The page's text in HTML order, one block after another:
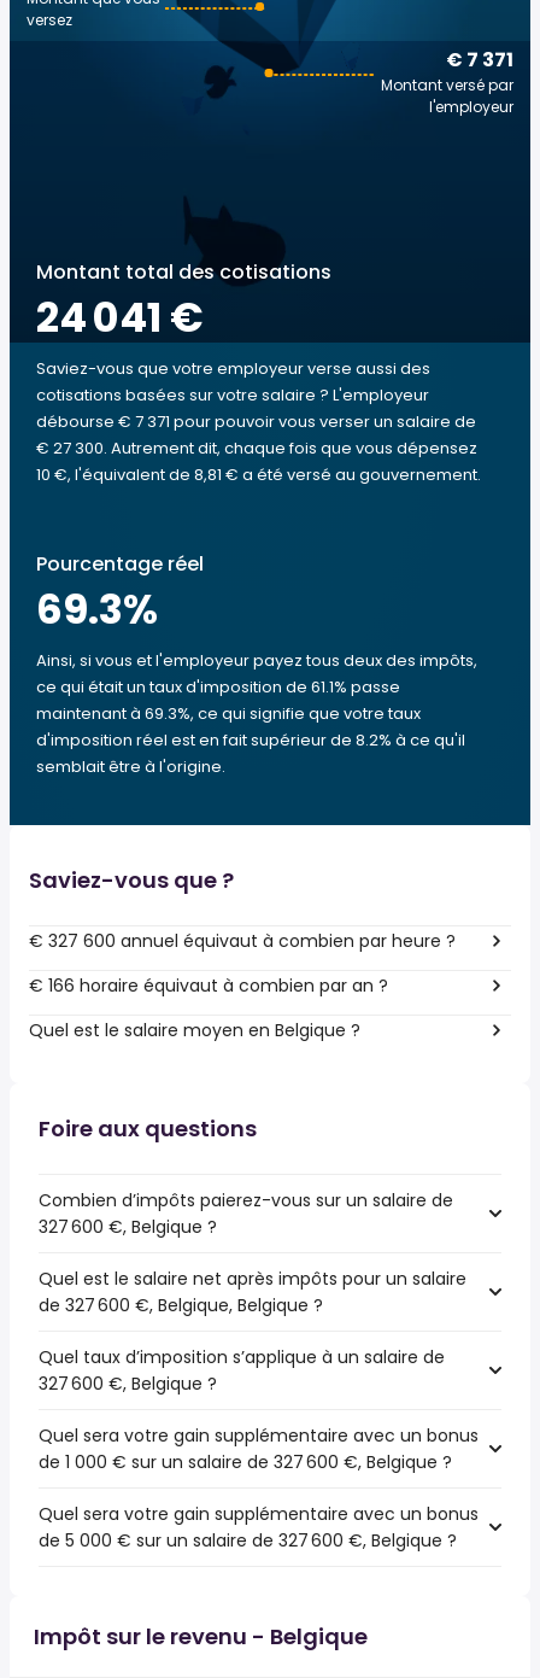
€ 7 371
Montant versé par
l'employeur
versez
Montant total des cotisations
24 041 €
Saviez-vous que votre employeur verse aussi des
cotisations basées sur votre salaire ? L'employeur
débourse € 7 371 pour pouvoir vous verser un salaire de
€ 27 300. Autrement dit, chaque fois que vous dépensez
10 €, l'équivalent de 8,81 € a été versé au gouvernement.
Pourcentage réel
69.3%
Ainsi, si vous et l'employeur payez tous deux des impôts,
ce qui était un taux d'imposition de 61.1% passe
maintenant à 69.3%, ce qui signifie que votre taux
d'imposition réel est en fait supérieur de 8.2% à ce qu'il
semblait être à l'origine.
Saviez-vous que ?
€ 327 600 annuel équivaut à combien par heure ?
€ 166 horaire équivaut à combien par an ?
Quel est le salaire moyen en Belgique ?
Foire aux questions
Combien d’impôts paierez-vous sur un salaire de
327 600 €, Belgique ?
Quel est le salaire net après impôts pour un salaire
de 327 600 €, Belgique, Belgique ?
Quel taux d’imposition s’applique à un salaire de
327 600 €, Belgique ?
Quel sera votre gain supplémentaire avec un bonus
de 1 000 € sur un salaire de 327 600 €, Belgique ?
Quel sera votre gain supplémentaire avec un bonus
de 5 000 € sur un salaire de 327 600 €, Belgique ?
Impôt sur le revenu - Belgique